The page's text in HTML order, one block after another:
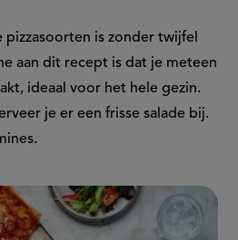
pizzasoorten is zonder twijfel
aan dit recept is dat je meteen
ideaal voor het hele gezin.
je er een frisse salade bij.